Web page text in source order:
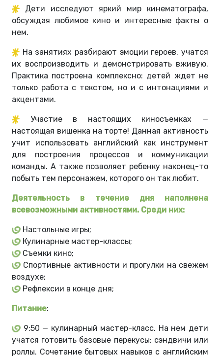
Дети исследуют яркий мир кинематографа,
обсуждая любимое кино и интересные факты о
нем.
На занятиях разбирают эмоции героев, учатся
их воспроизводить и демонстрировать вживую.
Практика построена комплексно: детей ждет не
только работа с текстом, но и с интонациями и
акцентами.
Участие в настоящих киносъемках —
настоящая вишенка на торте! Данная активность
учит использовать английский как инструмент
для построения процессов и коммуникации
команды. А также позволяет ребенку наконец-то
побыть тем персонажем, которого он так любит.
Деятельность в течение дня наполнена
всевозможными активностями. Среди них:
Настольные игры;
Кулинарные мастер-классы;
Съемки кино;
Спортивные активности и прогулки на свежем
воздухе;
Рефлексии в конце дня;
Питание:
9:50 — кулинарный мастер-класс. На нем дети
учатся готовить базовые перекусы: сэндвичи или
роллы. Сочетание бытовых навыков с английским